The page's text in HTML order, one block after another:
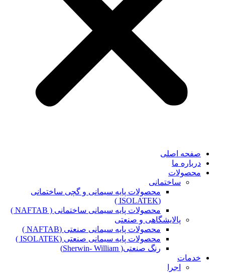
صفحه اصلی
درباره ما
محصولات
ساختمانی
محصولات پایه سیمانی و گچی ساختمانی
(ISOLATEK )
محصولات پایه سیمانی ساختمانی ( NAFTAB )
پالایشگاهی و صنعتی
محصولات پایه سیمانی صنعتی (NAFTAB )
محصولات پایه سیمانی صنعتی (ISOLATEK )
رنگ صنعتی( Sherwin- William)
خدمات
اجرا